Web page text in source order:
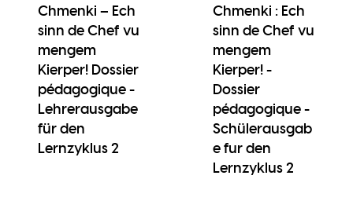
Chmenki – Ech
sinn de Chef vu
mengem
Kierper! Dossier
pédagogique -
Lehrerausgabe
für den
Lernzyklus 2
Chmenki : Ech
sinn de Chef vu
mengem
Kierper! -
Dossier
pédagogique -
Schülerausgab
e fur den
Lernzyklus 2